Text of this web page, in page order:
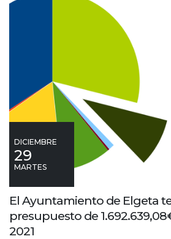
DICIEMBRE
29
MARTES
El Ayuntamiento de Elgeta
presupuesto de
2021